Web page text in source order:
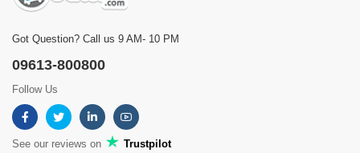
Got Question? Call us 9 AM- 10 PM
09613-800800
Follow Us
See our reviews on Trustpilot